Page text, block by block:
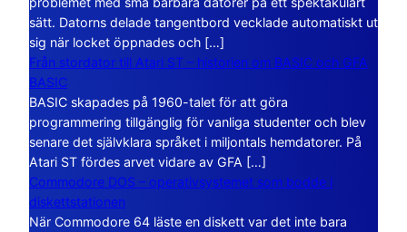
sätt. Datorns delade tangentbord vecklade automatiskt ut
sig när locket öppnades och […]
Från stordator till Atari ST – historien om BASIC och GFA
BASIC
BASIC skapades på 1960-talet för att göra
programmering tillgänglig för vanliga studenter och blev
senare det självklara språket i miljontals hemdatorer. På
Atari ST fördes arvet vidare av GFA […]
Commodore DOS – operativsystemet som bodde i
diskettstationen
När Commodore 64 läste en diskett var det inte bara